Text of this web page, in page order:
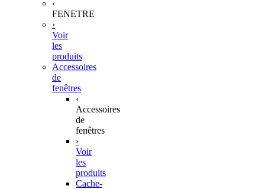
‹
FENETRE
›
Voir
les
produits
Accessoires
de
fenêtres
‹
Accessoires
de
fenêtres
›
Voir
les
produits
Cache-